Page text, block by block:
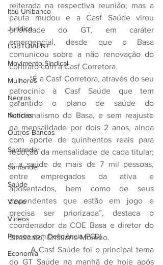
Itaú Unibanco
Jurídico
LGBTQIAPN+
Movimento Sindical
Mulheres
Negros
Notícias
Outros Bancos
Santander
Santander
Saúde
Vídeo
Vídeos
Pessoa com Deficiência (PCD)
Economia
reiterada na respectiva reunião; mas a
pauta mudou e a Casf Saúde virou
prioridade do GT, em caráter
emergencial, desde que o Basa
comunicou sobre a não renovação do
contrato com a Casf Corretora.
	“É a Casf Corretora, através do seu
patrocínio à Casf Saúde que tem
garantido o plano de saúde do
funcionalismo do Basa, e sem reajuste
na mensalidade por dois 2 anos, ainda
com aporte de quinhentos reais para
redução da mensalidade de cada titular;
é a saúde de mais de 7 mil pessoas,
entre empregados da ativa e
aposentados, bem como de seus
dependentes que estão em jogo e
precisa ser priorizada”, destaca o
coordenador da COE Basa e diretor do
Sindicato, Cristiano Moreno.
	A Casf Saúde foi o principal tema
do GT Saúde na manhã de hoje após